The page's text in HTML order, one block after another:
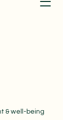
& well-being